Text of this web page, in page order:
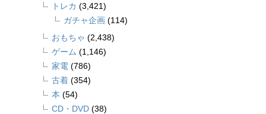
トレカ (3,421)
ガチャ企画 (114)
おもちゃ (2,438)
ゲーム (1,146)
家電 (786)
古着 (354)
本 (54)
CD・DVD (38)